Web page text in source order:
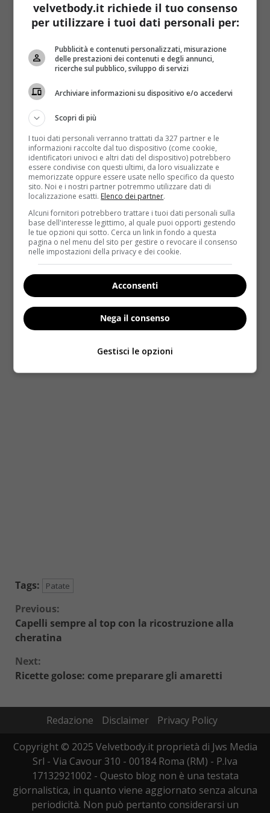
Non avete mai mangiato le patate hasselback? Si
tratta di unaricetta tipica della cucina svedese e di
Stoccolma per la precisione
facile e veloce da preparare, basta rosolarle bene
per renderle croccanti fuori e morbide dentro. Si
possono mangiare con della carne, oppure
singolarmente accompagnate da qualche salsa (
la video ricetta sul ketchup fatto in casa).
Ecco gli ingredienti: 5 patate, 3 pugnetti di pan
grattato, 2 cucchiai di olio extravergine d’oliva ed
Perla preparazioneprima di tutto lavate, sbucciate
e tagliate le patate a fettine sottili. Successivamente
mescolate il pan grattato con il sale, l’olio e le erbe
aromatiche. Con il composto ottenuto impanate le
patate, poi mettetele in una teglia ed infornate
35 minuti a 185 gradi. Per tutti i dettagli guardala
video ricetta
Tags: Patate
Continue
Reading
Previous:
Capelli sempre al top con la ricostruzione alla
cheratina
Next:
Ricette golose: come preparare gli amaretti
Redazione Disclaimer
Privacy Policy
Copyright © 2025 Velvetbody.it proprietà di Jws Media
Srl - Via Cavour 310 - 00184 Roma (RM) - P.Iva
17132921002 - Questo blog non è una testata
giornalistica, in quanto viene aggiornato senza alcuna
periodicità. Non può pertanto considerarsi un
velvetbody.it richiede il tuo consenso
per utilizzare i tuoi dati personali per:
Pubblicità e contenuti personalizzati, misurazione
delle prestazioni dei contenuti e degli annunci,
ricerche sul pubblico, sviluppo di servizi
Archiviare informazioni su dispositivo e/o accedervi
Scopri di più
I tuoi dati personali verranno trattati da 327 partner e le
informazioni raccolte dal tuo dispositivo (come cookie,
identificatori univoci e altri dati del dispositivo) potrebbero
essere condivise con questi ultimi, da loro visualizzate e
memorizzate oppure essere usate nello specifico da questo
sito. Noi e i nostri partner potremmo utilizzare dati di
localizzazione esatti. Elenco dei partner.
Alcuni fornitori potrebbero trattare i tuoi dati personali sulla
base dell'interesse legittimo, al quale puoi opporti gestendo
le tue opzioni qui sotto. Cerca un link in fondo a questa
pagina o nel menu del sito per gestire o revocare il consenso
nelle impostazioni della privacy e dei cookie.
Acconsenti
Nega il consenso
Gestisci le opzioni